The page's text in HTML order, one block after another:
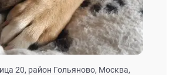
20, район Гольяново, Москва,